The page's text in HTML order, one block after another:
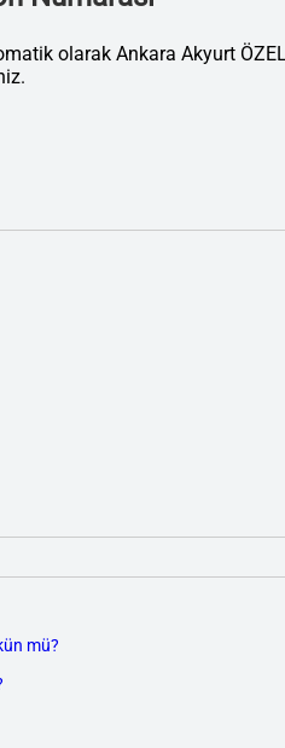
olarak Ankara Akyurt
mü?